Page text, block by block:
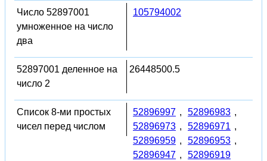
Число 52897001
умноженное на число
два
105794002
52897001 деленное на
число 2
26448500.5
Список 8-ми простых
чисел перед числом
52896997 , 52896983 ,
52896973 , 52896971 ,
52896959 , 52896953 ,
52896947 , 52896919